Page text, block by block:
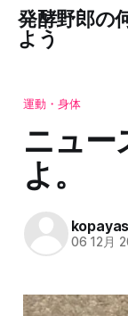
発酵野郎の
よう
運動・身体
ニュー
よ。
06 12月